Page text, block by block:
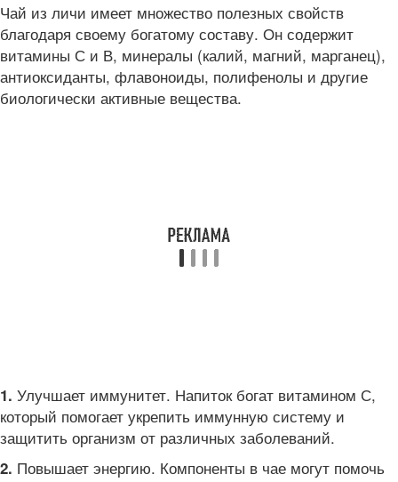
Чай из личи имеет множество полезных свойств
благодаря своему богатому составу. Он содержит
витамины С и В, минералы (калий, магний, марганец),
антиоксиданты, флавоноиды, полифенолы и другие
биологически активные вещества.
1. Улучшает иммунитет. Напиток богат витамином С,
который помогает укрепить иммунную систему и
защитить организм от различных заболеваний.
2. Повышает энергию. Компоненты в чае могут помочь